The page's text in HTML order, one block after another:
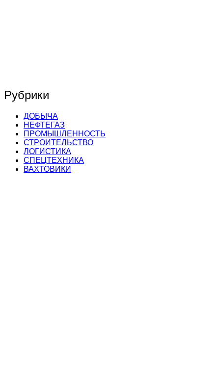
Рубрики
ДОБЫЧА
НЕФТЕГАЗ
ПРОМЫШЛЕННОСТЬ
СТРОИТЕЛЬСТВО
ЛОГИСТИКА
СПЕЦТЕХНИКА
ВАХТОВИКИ